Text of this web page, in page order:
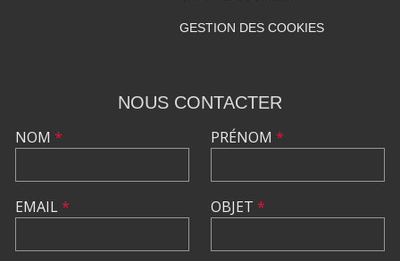
GESTION DES COOKIES
NOUS CONTACTER
NOM *
EMAIL*
PRÉNOM *
OBJET *